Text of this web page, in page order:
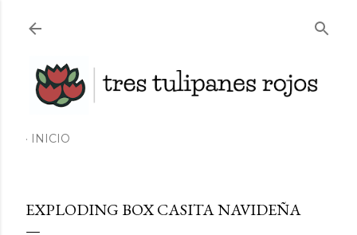
INICIO
EXPLODING BOX CASITA NAVIDEÑA